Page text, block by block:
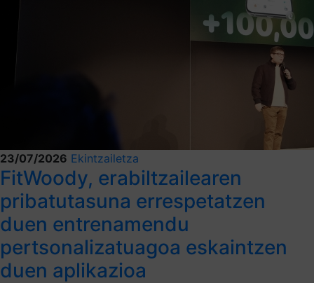
23/07/2026 Ekintzailetza
FitWoody, erabiltzailearen
pribatutasuna errespetatzen
duen entrenamendu
pertsonalizatuagoa eskaintzen
duen aplikazioa